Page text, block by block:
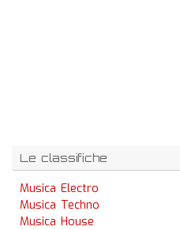
Le classifiche
Musica Electro
Musica Techno
Musica House